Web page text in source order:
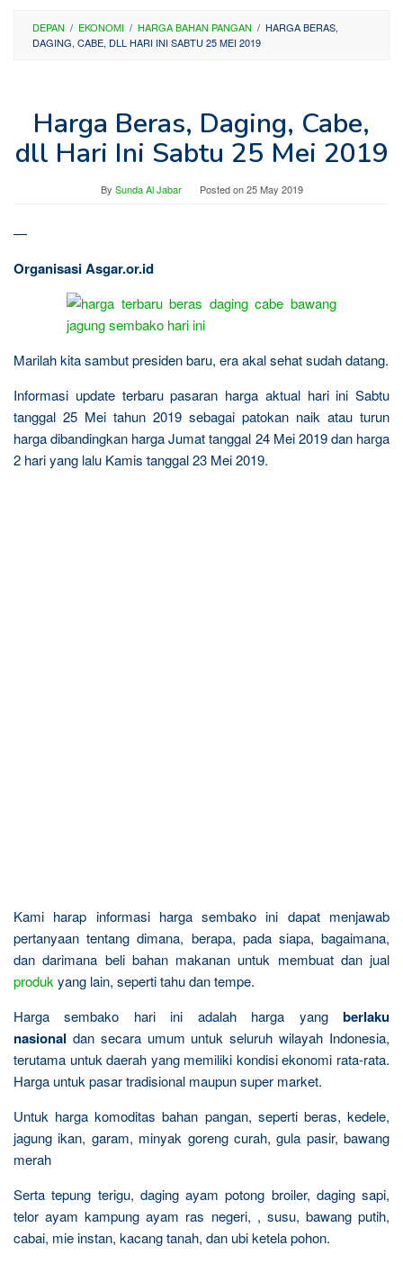
DEPAN / EKONOMI / HARGA BAHAN PANGAN / HARGA BERAS,
DAGING, CABE, DLL HARI INI SABTU 25 MEI 2019
Harga Beras, Daging, Cabe,
dll Hari Ini Sabtu 25 Mei 2019
By Sunda Al Jabar Posted on25 May 2019
—
Organisasi Asgar.or.id
Marilah kita sambut presiden baru, era akal sehat sudah datang.
Informasi update terbaru pasaran harga aktual hari ini Sabtu
tanggal 25 Mei tahun 2019 sebagai patokan naik atau turun
harga dibandingkan harga Jumat tanggal 24 Mei 2019 dan harga
2 hari yang lalu Kamis tanggal 23 Mei 2019.
Kami harap informasi harga sembako ini dapat menjawab
pertanyaan tentang dimana, berapa, pada siapa, bagaimana,
dan darimana beli bahan makanan untuk membuat dan jual
produk yang lain, seperti tahu dan tempe.
Harga sembako hari ini adalah harga yang berlaku
nasional dan secara umum untuk seluruh wilayah Indonesia,
terutama untuk daerah yang memiliki kondisi ekonomi rata-rata.
Harga untuk pasar tradisional maupun super market.
Untuk harga komoditas bahan pangan, seperti beras, kedele,
jagung ikan, garam, minyak goreng curah, gula pasir, bawang
merah
Serta tepung terigu, daging ayam potong broiler, daging sapi,
telor ayam kampung ayam ras negeri, , susu, bawang putih,
cabai, mie instan, kacang tanah, dan ubi ketela pohon.